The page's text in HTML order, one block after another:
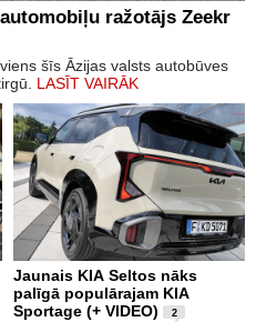
ražotājs Zeekr
šīs Āzijas valsts autobūves
LASĪT VAIRĀK
Jaunais KIA Seltos nāks
palīgā populārajam KIA
Sportage (+ VIDEO)
2